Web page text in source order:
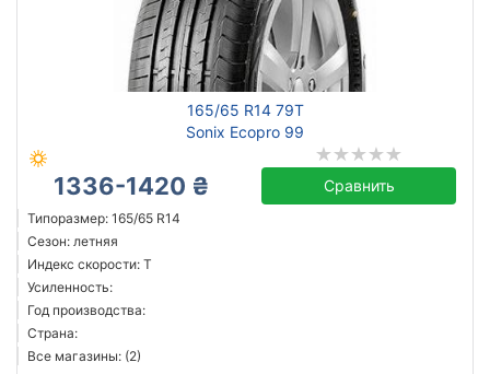
165/65 R14 79T
Sonix Ecopro 99
1336-1420 ₴ Сравнить
Типоразмер: 165/65 R14
Сезон: летняя
Индекс скорости: T
Усиленность:
Год производства:
Страна:
Все магазины: (2)